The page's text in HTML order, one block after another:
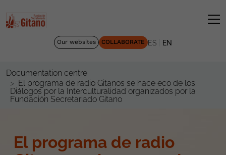
Our websites COLLABORATE ES EN
Documentation centre
El programa de radio Gitanos se hace eco de los
Diálogos por la Interculturalidad organizados por la
Fundación Secretariado Gitano
El programa de radio